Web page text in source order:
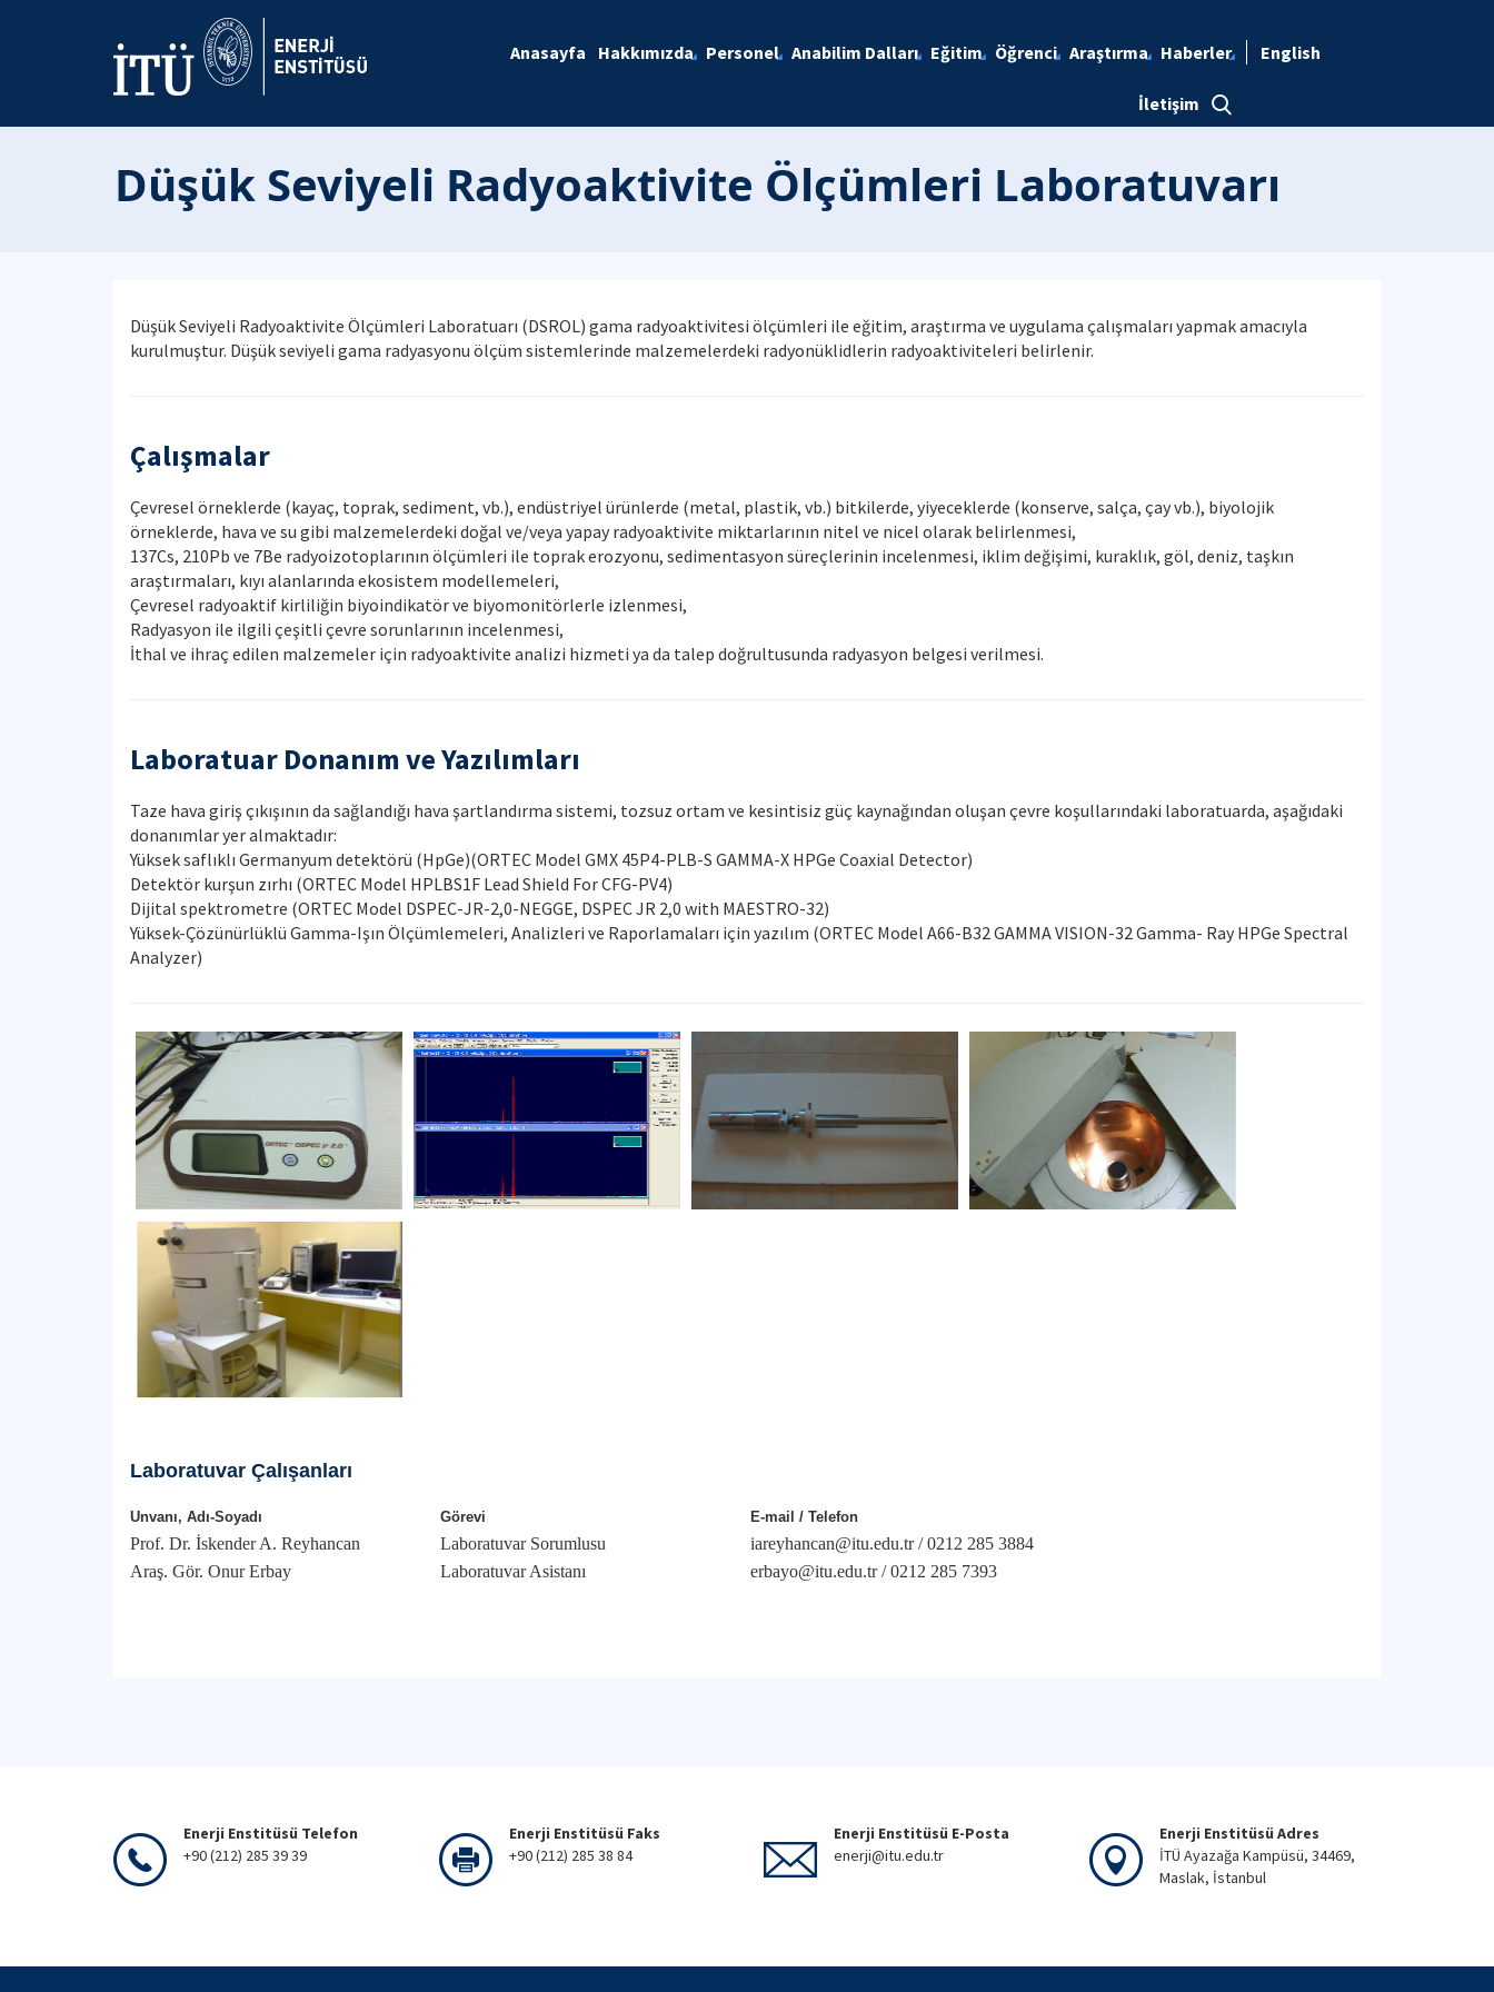
Anasayfa Hakkımızda Personel Anabilim Dalları Eğitim Öğrenci Araştırma Haberler
İletişim
English
Düşük Seviyeli Radyoaktivite Ölçümleri Laboratuvarı
Düşük Seviyeli Radyoaktivite Ölçümleri Laboratuarı (DSROL) gama radyoaktivitesi ölçümleri ile eğitim, araştırma ve uygulama çalışmaları yapmak amacıyla
kurulmuştur. Düşük seviyeli gama radyasyonu ölçüm sistemlerinde malzemelerdeki radyonüklidlerin radyoaktiviteleri belirlenir.
Çalışmalar
Çevresel örneklerde (kayaç, toprak, sediment, vb.), endüstriyel ürünlerde (metal, plastik, vb.) bitkilerde, yiyeceklerde (konserve, salça, çay vb.), biyolojik
örneklerde, hava ve su gibi malzemelerdeki doğal ve/veya yapay radyoaktivite miktarlarının nitel ve nicel olarak belirlenmesi,
137Cs, 210Pb ve 7Be radyoizotoplarının ölçümleri ile toprak erozyonu, sedimentasyon süreçlerinin incelenmesi, iklim değişimi, kuraklık, göl, deniz, taşkın
araştırmaları, kıyı alanlarında ekosistem modellemeleri,
Çevresel radyoaktif kirliliğin biyoindikatör ve biyomonitörlerle izlenmesi,
Radyasyon ile ilgili çeşitli çevre sorunlarının incelenmesi,
İthal ve ihraç edilen malzemeler için radyoaktivite analizi hizmeti ya da talep doğrultusunda radyasyon belgesi verilmesi.
Laboratuar Donanım ve Yazılımları
Taze hava giriş çıkışının da sağlandığı hava şartlandırma sistemi, tozsuz ortam ve kesintisiz güç kaynağından oluşan çevre koşullarındaki laboratuarda, aşağıdaki
donanımlar yer almaktadır:
Yüksek saflıklı Germanyum detektörü (HpGe)(ORTEC Model GMX 45P4-PLB-S GAMMA-X HPGe Coaxial Detector)
Detektör kurşun zırhı (ORTEC Model HPLBS1F Lead Shield For CFG-PV4)
Dijital spektrometre (ORTEC Model DSPEC-JR-2,0-NEGGE, DSPEC JR 2,0 with MAESTRO-32)
Yüksek-Çözünürlüklü Gamma-Işın Ölçümlemeleri, Analizleri ve Raporlamaları için yazılım (ORTEC Model A66-B32 GAMMA VISION-32 Gamma- Ray HPGe Spectral
Analyzer)
Laboratuvar Çalışanları
Unvanı, Adı-Soyadı Görevi E-mail / Telefon
Prof. Dr. İskender A. Reyhancan Laboratuvar Sorumlusu
iareyhancan@itu.edu.tr / 0212 285 3884
Araş. Gör. Onur Erbay
Laboratuvar Asistanı erbayo@itu.edu.tr / 0212 285 7393
Enerji Enstitüsü Telefon
+90 (212) 285 39 39
Enerji Enstitüsü Faks
+90 (212) 285 38 84
Enerji Enstitüsü E-Posta
enerji@itu.edu.tr
Enerji Enstitüsü Adres
İTÜ Ayazağa Kampüsü, 34469,
Maslak, İstanbul